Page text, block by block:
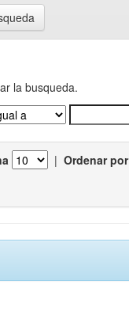
la busqueda.
| Ordenar por